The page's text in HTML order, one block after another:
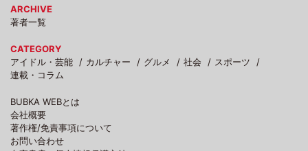
ARCHIVE
著者一覧
CATEGORY
アイドル・芸能
カルチャー グルメ 社会
スポーツ
連載・コラム
BUBKA WEBとは
会社概要
著作権/免責事項について
お問い合わせ